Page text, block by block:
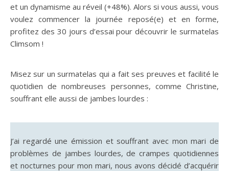
et un dynamisme au réveil (+48%). Alors si vous aussi, vous
voulez commencer la journée reposé(e) et en forme,
profitez des 30 jours d’essai pour découvrir le surmatelas
Climsom !
Misez sur un surmatelas qui a fait ses preuves et facilité le
quotidien de nombreuses personnes, comme Christine,
souffrant elle aussi de jambes lourdes :
J’ai regardé une émission et souffrant avec mon mari de
problèmes de jambes lourdes, de crampes quotidiennes
et nocturnes pour mon mari, nous avons décidé d’acquérir